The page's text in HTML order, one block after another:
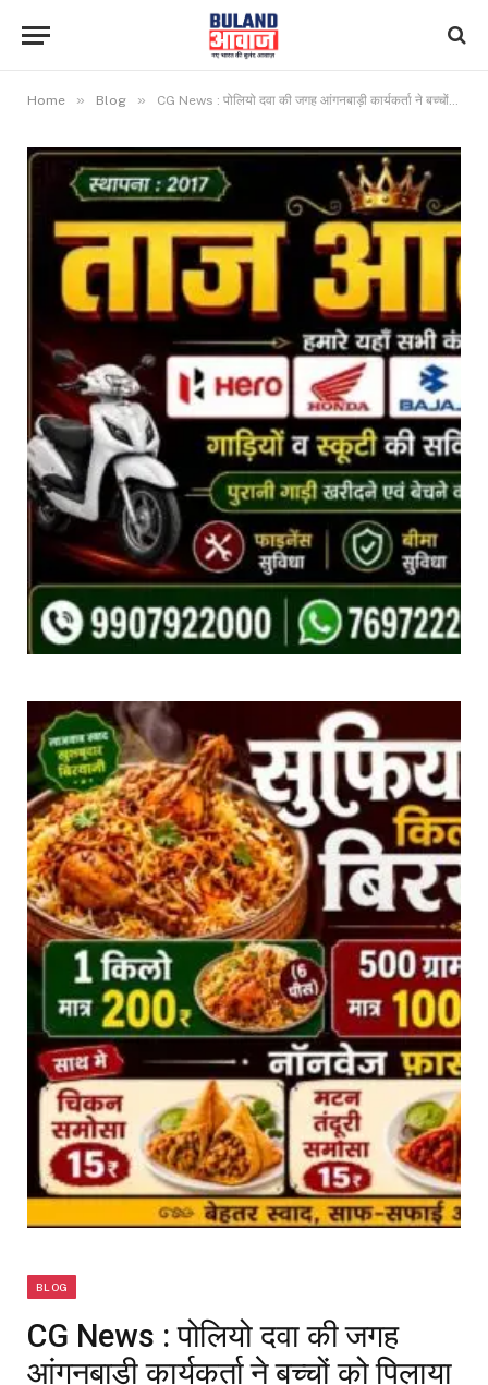
Home » Blog » CG News : पोलियो दवा की जगह आंगनबाड़ी कार्यकर्ता ने बच्चों को पिलाया पानी, जानिए फिर क्या हुआ…
BLOG
CG News : पोलियो दवा की जगह
आंगनबाड़ी कार्यकर्ता ने बच्चों को पिलाया